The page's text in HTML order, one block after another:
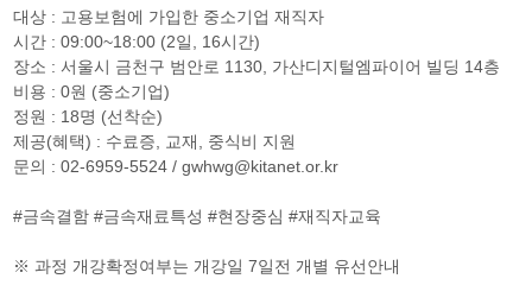
대상 : 고용보험에 가입한 중소기업 재직자
시간 : 09:00~18:00 (2일, 16시간)
장소 : 서울시 금천구 범안로 1130, 가산디지털엠파이어 빌딩 14층
비용 : 0원 (중소기업)
정원 : 18명 (선착순)
제공(혜택) : 수료증, 교재, 중식비 지원
문의 : 02-6959-5524 / gwhwg@kitanet.or.kr
#금속결함 #금속재료특성 #현장중심 #재직자교육
※ 과정 개강확정여부는 개강일 7일전 개별 유선안내